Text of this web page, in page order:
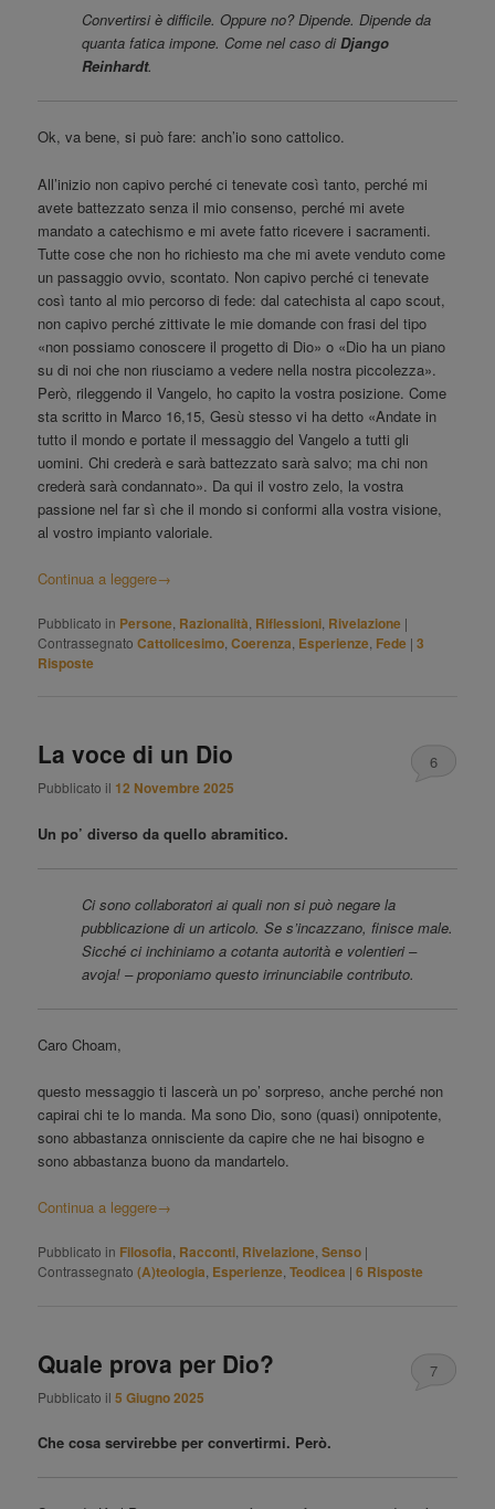
Convertirsi è difficile. Oppure no? Dipende. Dipende da
quanta fatica impone. Come nel caso diDjango
Reinhardt.
Ok, va bene, si può fare: anch’io sono cattolico.
All’inizio non capivo perché ci tenevate così tanto, perché mi
avete battezzato senza il mio consenso, perché mi avete
mandato a catechismo e mi avete fatto ricevere i sacramenti.
Tutte cose che non ho richiesto ma che mi avete venduto come
un passaggio ovvio, scontato. Non capivo perché ci tenevate
così tanto al mio percorso di fede: dal catechista al capo scout,
non capivo perché zittivate le mie domande con frasi del tipo
«non possiamo conoscere il progetto di Dio» o «Dio ha un piano
su di noi che non riusciamo a vedere nella nostra piccolezza».
Però, rileggendo il Vangelo, ho capito la vostra posizione. Come
sta scritto in Marco 16,15, Gesù stesso vi ha detto «Andate in
tutto il mondo e portate il messaggio del Vangelo a tutti gli
uomini. Chi crederà e sarà battezzato sarà salvo; ma chi non
crederà sarà condannato». Da qui il vostro zelo, la vostra
passione nel far sì che il mondo si conformi alla vostra visione,
al vostro impianto valoriale.
Continua a leggere→
Pubblicato in Persone Razionalità Riflessioni Rivelazione |
Contrassegnato Cattolicesimo ,Coerenza Esperienze Fede |3
Risposte
La voce di un Dio
Pubblicato il 12 Novembre 2025
6
Un po’ diverso da quello abramitico.
Ci sono collaboratori ai quali non si può negare la
pubblicazione di un articolo. Se s’incazzano, finisce male.
Sicché ci inchiniamo a cotanta autorità e volentieri –
avoja! – proponiamo questo irrinunciabile contributo.
Caro Choam,
questo messaggio ti lascerà un po’ sorpreso, anche perché non
capirai chi te lo manda. Ma sono Dio, sono (quasi) onnipotente,
sono abbastanza onnisciente da capire che ne hai bisogno e
sono abbastanza buono da mandartelo.
Continua a leggere→
Pubblicato in Filosofia Racconti Rivelazione ,Senso |
Contrassegnato (A)teologia Esperienze ,Teodicea |6 Risposte
Quale prova per Dio?
Pubblicato il5 Giugno 2025
7
Che cosa servirebbe per convertirmi. Però.